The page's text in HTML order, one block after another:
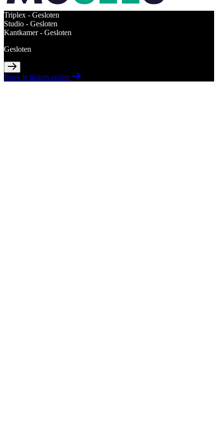
Triplex - Gesloten
Studio - Gesloten
Kantkamer - Gesloten
Gesloten
Boek je tickets online